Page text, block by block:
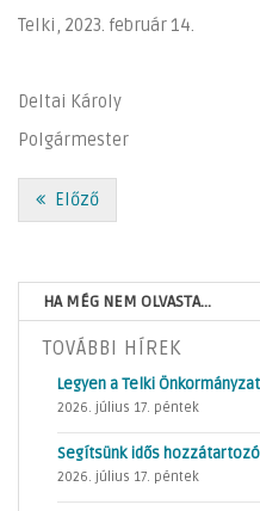
Telki,
Deltai
Polgármester
Előző
HA MÉG NEM OLVASTA...
TOVÁBBI HÍREK
Legyen a Telki
2026. július 17. péntek
Segítsünk idős
2026. július 17. péntek